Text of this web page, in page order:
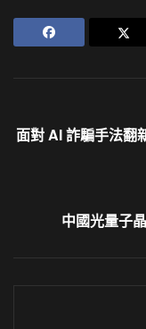
面對 AI 詐騙手法翻
中國光量子